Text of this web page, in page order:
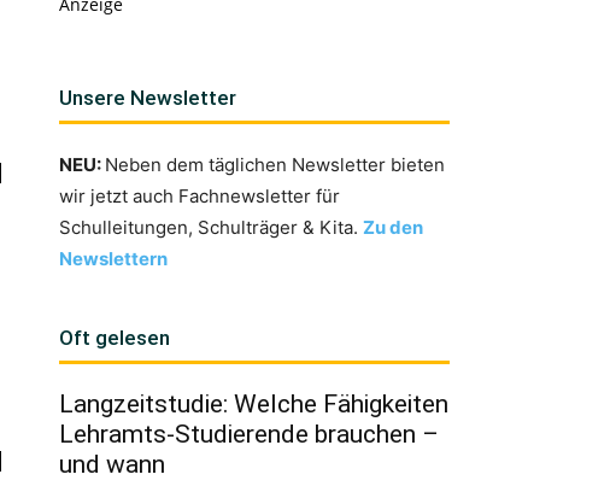
Unsere Newsletter
NEU: Neben dem täglichen Newsletter bieten
wir jetzt auch Fachnewsletter für
Schulleitungen, Schulträger & Kita. Zu den
Newslettern
Oft gelesen
Langzeitstudie: Welche Fähigkeiten
Lehramts-Studierende brauchen –
und wann